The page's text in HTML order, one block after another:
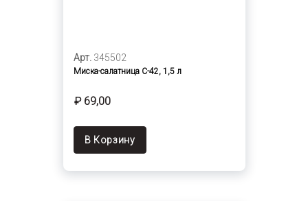
Арт. 345502
Миска-салатница С-42, 1,5 л
₽ 69,00
В Корзину